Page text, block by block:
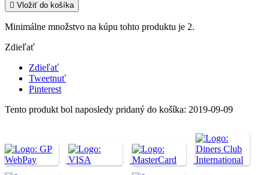
 Vložiť do košíka
Minimálne množstvo na kúpu tohto produktu je 2.
Zdieľať
Zdieľať
Tweetnuť
Pinterest
Tento produkt bol naposledy pridaný do košíka: 2019-09-09